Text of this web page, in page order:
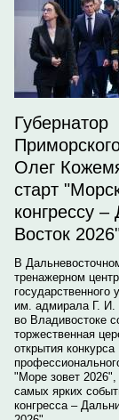
Губернатор
Олег
старт
конгрессу –
Восток
В
тренажерном
государственного
им. адмирала Г. И.
во Владивостоке
торжественная
открытия конкурса
"Море зовет 2026",
самых ярких
конгресса –